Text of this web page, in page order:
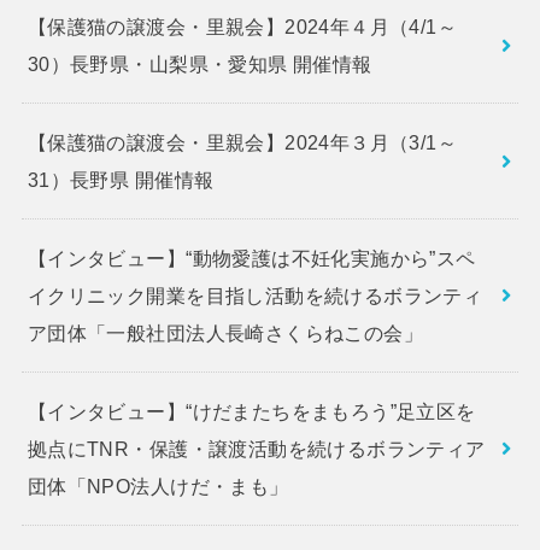
【保護猫の譲渡会・里親会】2024年４月（4/1～
30）長野県・山梨県・愛知県 開催情報
【保護猫の譲渡会・里親会】2024年３月（3/1～
31）長野県 開催情報
【インタビュー】“動物愛護は不妊化実施から”スペ
イクリニック開業を目指し活動を続けるボランティ
ア団体「一般社団法人長崎さくらねこの会」
【インタビュー】“けだまたちをまもろう”足立区を
拠点にTNR・保護・譲渡活動を続けるボランティア
団体「NPO法人けだ・まも」